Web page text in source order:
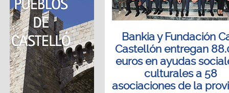
Bankia y Fundación
Castellón entregan
euros en ayudas
culturales a 58
asociaciones de la